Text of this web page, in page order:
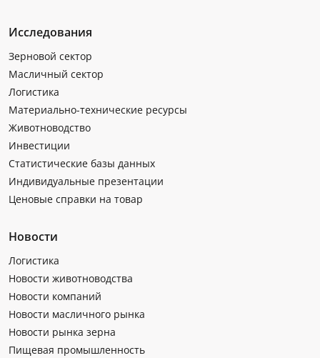
Исследования
Зерновой сектор
Масличный сектор
Логистика
Материально-технические ресурсы
Животноводство
Инвестиции
Статистические базы данных
Индивидуальные презентации
Ценовые справки на товар
Новости
Логистика
Новости животноводства
Новости компаний
Новости масличного рынка
Новости рынка зерна
Пищевая промышленность